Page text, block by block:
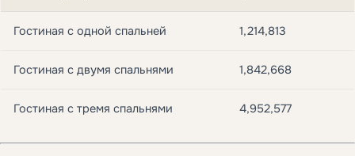
Гостиная с одной спальней 1,214,813
Гостиная с двумя спальнями 1,842,668
Гостиная с тремя спальнями 4,952,577